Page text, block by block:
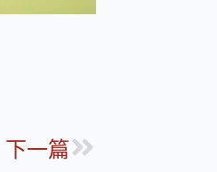
下一篇